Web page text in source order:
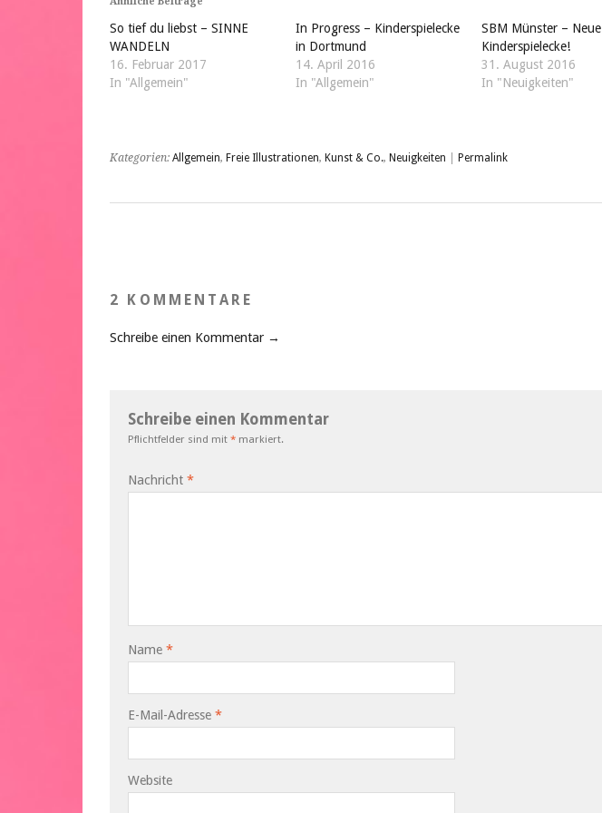
So tief du liebst – SINNE
WANDELN
16. Februar 2017
In "Allgemein"
In Progress – Kinderspielecke
in Dortmund
14. April 2016
In "Allgemein"
SBM Münster – Neue
Kinderspielecke!
31. August 2016
In "Neuigkeiten"
Kategorien: Allgemein, Freie Illustrationen, Kunst & Co., Neuigkeiten Permalink
2 KOMMENTARE
Schreibe einen Kommentar →
Schreibe einen Kommentar
Pflichtfelder sind mit * markiert.
Nachricht *
Name *
E-Mail-Adresse *
Website